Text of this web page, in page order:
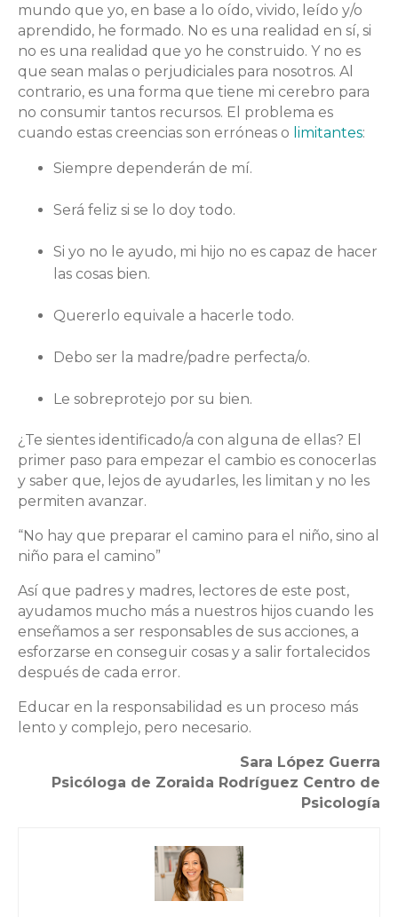
mundo que yo, en base a lo oído, vivido, leído y/o
aprendido, he formado. No es una realidad en sí, si
no es una realidad que yo he construido. Y no es
que sean malas o perjudiciales para nosotros. Al
contrario, es una forma que tiene mi cerebro para
no consumir tantos recursos. El problema es
cuando estas creencias son erróneas o limitantes:
Siempre dependerán de mí.
Será feliz si se lo doy todo.
Si yo no le ayudo, mi hijo no es capaz de hacer
las cosas bien.
Quererlo equivale a hacerle todo.
Debo ser la madre/padre perfecta/o.
Le sobreprotejo por su bien.
¿Te sientes identificado/a con alguna de ellas? El
primer paso para empezar el cambio es conocerlas
y saber que, lejos de ayudarles, les limitan y no les
permiten avanzar.
“No hay que preparar el camino para el niño, sino al
niño para el camino”
Así que padres y madres, lectores de este post,
ayudamos mucho más a nuestros hijos cuando les
enseñamos a ser responsables de sus acciones, a
esforzarse en conseguir cosas y a salir fortalecidos
después de cada error.
Educar en la responsabilidad es un proceso más
lento y complejo, pero necesario.
Sara López Guerra
Psicóloga de Zoraida Rodríguez Centro de
Psicología